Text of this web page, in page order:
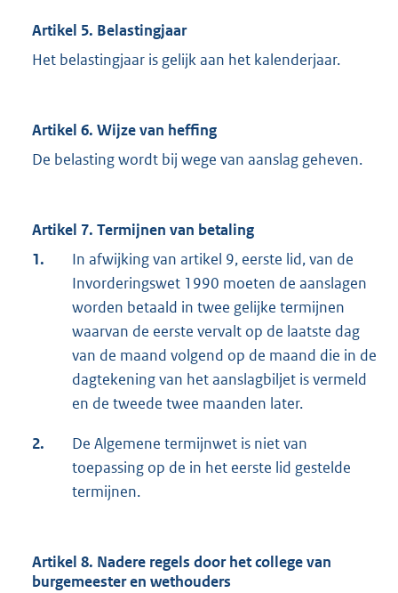
Artikel 5. Belastingjaar
Het belastingjaar is gelijk aan het kalenderjaar.
Artikel 6. Wijze van heffing
De belasting wordt bij wege van aanslag geheven.
Artikel 7. Termijnen van betaling
1.
In afwijking van artikel 9, eerste lid, van de
Invorderingswet 1990 moeten de aanslagen
worden betaald in twee gelijke termijnen
waarvan de eerste vervalt op de laatste dag
van de maand volgend op de maand die in de
dagtekening van het aanslagbiljet is vermeld
en de tweede twee maanden later.
2.
De Algemene termijnwet is niet van
toepassing op de in het eerste lid gestelde
termijnen.
Artikel 8. Nadere regels door het college van
burgemeester en wethouders